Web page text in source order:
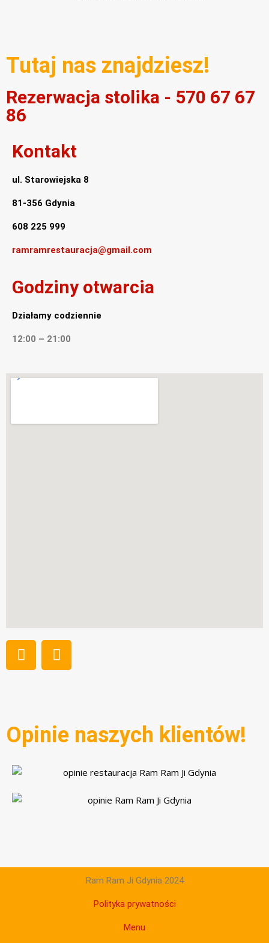
Tutaj nas znajdziesz!
Rezerwacja stolika - 570 67 67
86
Kontakt
ul. Starowiejska 8
81-356 Gdynia
608 225 999
ramramrestauracja@gmail.com
Godziny otwarcia
Działamy codziennie
12:00 – 21:00
Opinie naszych klientów!
Ram Ram Ji Gdynia 2024
Polityka prywatności
Menu